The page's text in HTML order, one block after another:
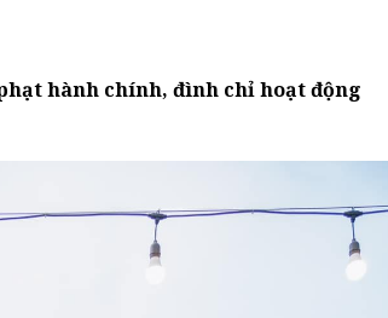
hành chính, đình chỉ hoạt động